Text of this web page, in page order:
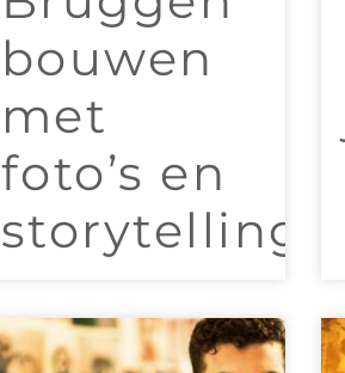
bouwen
met
foto’s en
storytelling